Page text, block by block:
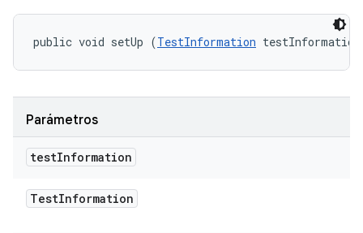
public void setUp (TestInformation
Parámetros
testInformation
TestInformation